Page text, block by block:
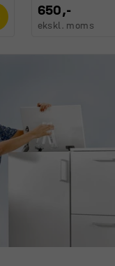
650,-
ekskl. moms